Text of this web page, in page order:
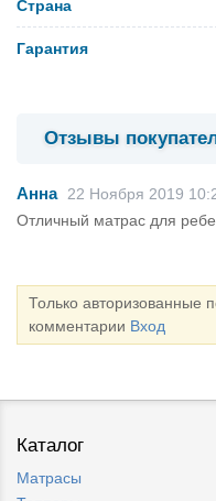
Страна
Гарантия
Отзывы
Анна
22 Ноября 2019
Отличный матрас для
Только авторизованные
комментарии Вход
Каталог
Матрасы